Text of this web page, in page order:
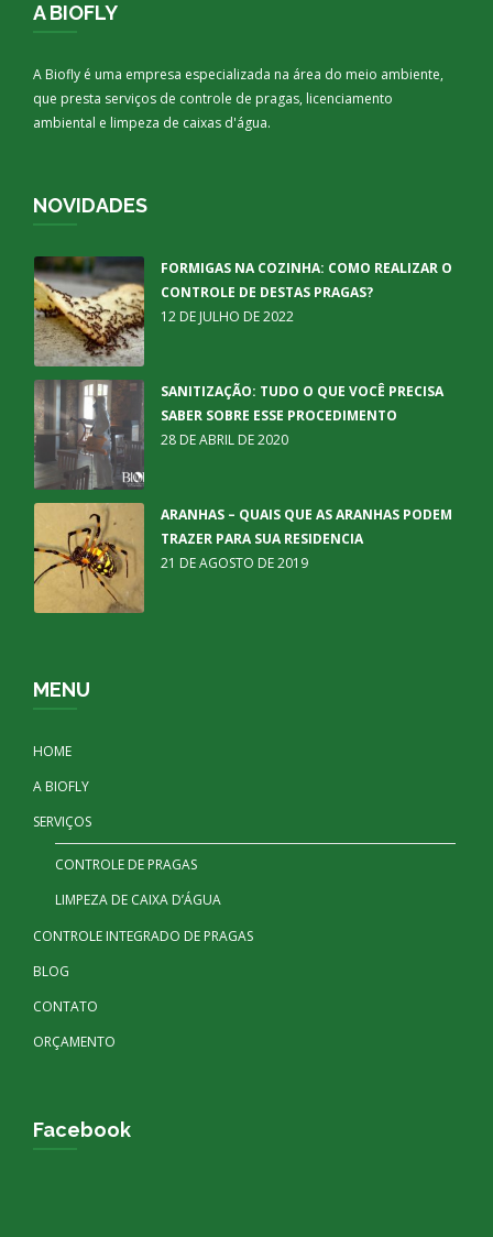
A BIOFLY
A Biofly é uma empresa especializada na área do meio ambiente,
que presta serviços de controle de pragas, licenciamento
ambiental e limpeza de caixas d'água.
NOVIDADES
FORMIGAS NA COZINHA: COMO REALIZAR O
CONTROLE DE DESTAS PRAGAS?
12 DE JULHO DE 2022
SANITIZAÇÃO: TUDO O QUE VOCÊ PRECISA
SABER SOBRE ESSE PROCEDIMENTO
28 DE ABRIL DE 2020
ARANHAS – QUAIS QUE AS ARANHAS PODEM
TRAZER PARA SUA RESIDENCIA
21 DE AGOSTO DE 2019
MENU
HOME
A BIOFLY
SERVIÇOS
CONTROLE DE PRAGAS
LIMPEZA DE CAIXA D’ÁGUA
CONTROLE INTEGRADO DE PRAGAS
BLOG
CONTATO
ORÇAMENTO
Facebook